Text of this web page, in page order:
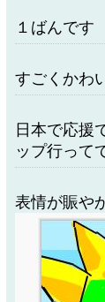
１ばんです
すごくかわ
日本で応援
ップ行って
表情が賑や